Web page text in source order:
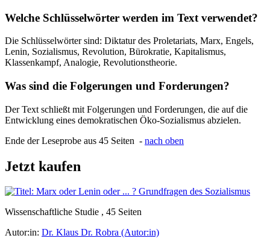
Welche Schlüsselwörter werden im Text verwendet?
Die Schlüsselwörter sind: Diktatur des Proletariats, Marx, Engels,
Lenin, Sozialismus, Revolution, Bürokratie, Kapitalismus,
Klassenkampf, Analogie, Revolutionstheorie.
Was sind die Folgerungen und Forderungen?
Der Text schließt mit Folgerungen und Forderungen, die auf die
Entwicklung eines demokratischen Öko-Sozialismus abzielen.
Ende der Leseprobe aus 45 Seiten - nach oben
Jetzt kaufen
Wissenschaftliche Studie , 45 Seiten
Autor:in: Dr. Klaus Dr. Robra (Autor:in)